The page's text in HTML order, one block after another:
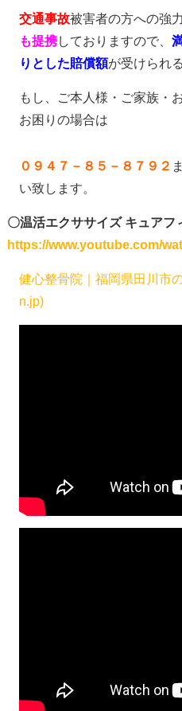
交通事故被害者の方への強
も提携しておりますので、
りとした賠償額が受けられ
もし、ご本人様・ご家族・
お困りの場合は
０９４７－８５－８７９２
い致します。
〇温活エクササイズ キュアフ
https://www.youtube.com/
健心整骨院｜福岡県田川市
n.jp)